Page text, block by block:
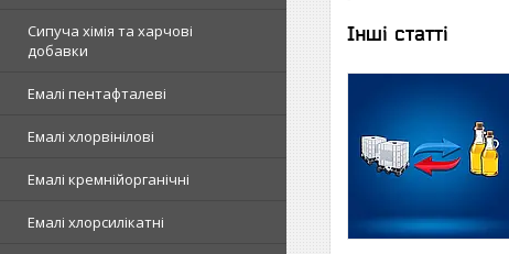
Сипуча хімія та харчові
добавки
Емалі пентафталеві
Емалі хлорвінілові
Емалі кремнійорганічні
Емалі хлорсилікатні
Інші статті